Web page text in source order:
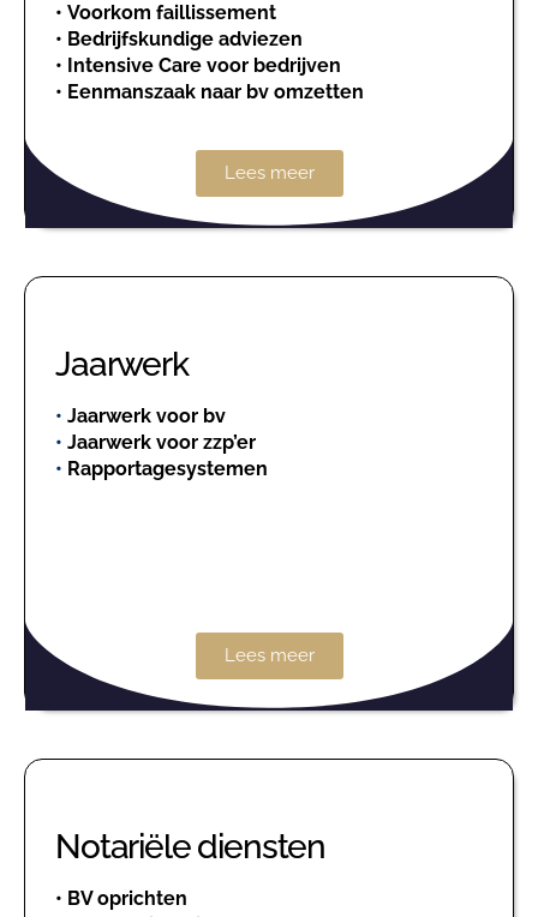
• Voorkom faillissement
• Bedrijfskundige adviezen
• Intensive Care voor bedrijven
• Eenmanszaak naar bv omzetten
Lees meer
Jaarwerk
• Jaarwerk voor bv
• Jaarwerk voor zzp’er
• Rapportagesystemen
Lees meer
Notariële diensten
• BV oprichten